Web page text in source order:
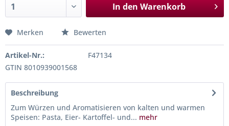
In den Warenkorb
Merken Bewerten
Artikel-Nr.:
F47134
GTIN 8010939001568
Beschreibung
Zum Würzen und Aromatisieren von kalten und warmen
Speisen: Pasta, Eier- Kartoffel- und... mehr